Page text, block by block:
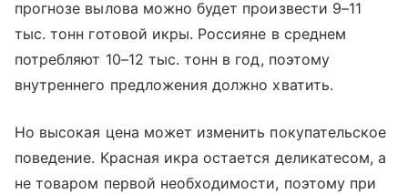
прогнозе вылова можно будет произвести 9–11
тыс. тонн готовой икры. Россияне в среднем
потребляют 10–12 тыс. тонн в год, поэтому
внутреннего предложения должно хватить.
Но высокая цена может изменить покупательское
поведение. Красная икра остается деликатесом, а
не товаром первой необходимости, поэтому при